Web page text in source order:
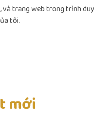
và trang web trong trình
tôi.
mới